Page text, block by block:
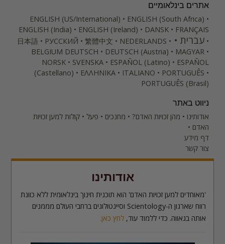
אתרים בינלאומיים
ENGLISH (US/International)
ENGLISH (South Africa)
ENGLISH (India)
ENGLISH (Ireland) DANSK FRANÇAIS
עברית 日本語 РУССКИЙ 繁體中文
NEDERLANDS
BELGIUM DEUTSCH DEUTSCH (Austria)
MAGYAR
NORSK
SVENSKA ESPAÑOL (Latino)
ESPAÑOL
(Castellano)
ΕΛΛΗΝΙΚA ITALIANO
PORTUGUÊS
PORTUGUÊS (Brasil)‎
ניווט באתר
אודותינו
מהן זכויות האדם? מחנכים פעל
קולות למען זכויות
האדם
דף מידע
צור קשר
אודותינו
'מאוחדים למען זכויות האדם' הוא תוכנית חינוך בינלאומית ללא כוונת
רווח שארגון ה-Scientology וסיינטולוגים ברחבי העולם מממנים
אותה בגאווה. כדי ללמוד עוד,לחץ כאן.